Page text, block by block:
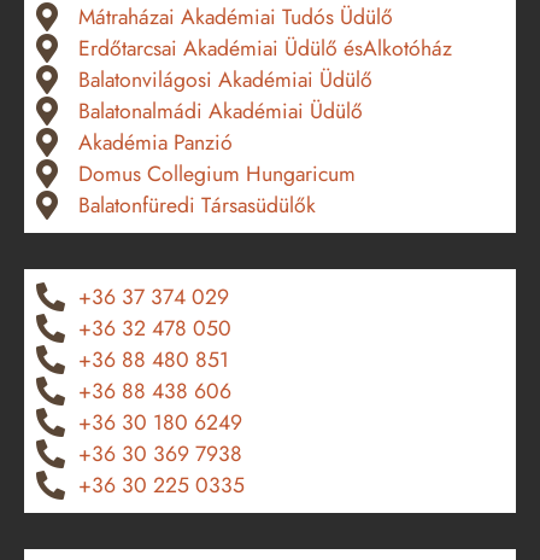
Mátraházai Akadémiai Tudós Üdülő
Erdőtarcsai Akadémiai Üdülő ésAlkotóház
Balatonvilágosi Akadémiai Üdülő
Balatonalmádi Akadémiai Üdülő
Akadémia Panzió
Domus Collegium Hungaricum
Balatonfüredi Társasüdülők
+36 37 374 029
+36 32 478 050
+36 88 480 851
+36 88 438 606
+36 30 180 6249
+36 30 369 7938
+36 30 225 0335